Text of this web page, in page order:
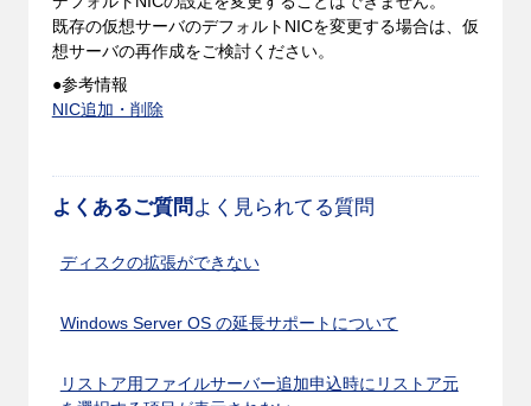
既存の仮想サーバのデフォルトNICを変更する場合は、仮
想サーバの再作成をご検討ください。
●参考情報
NIC追加・削除
よくあるご質問 よく見られてる質問
ディスクの拡張ができない
Windows Server OS の延長サポートについて
リストア用ファイルサーバー追加申込時にリストア元